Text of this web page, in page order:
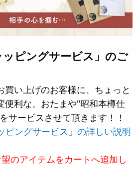
ッピングサービス」のご
買い上げのお客様に、ちょっと
便利な、おたまや"昭和本樽仕
サービスさせて頂きます！！
ングサービス」の詳しい説明
のアイテムをカートへ追加し